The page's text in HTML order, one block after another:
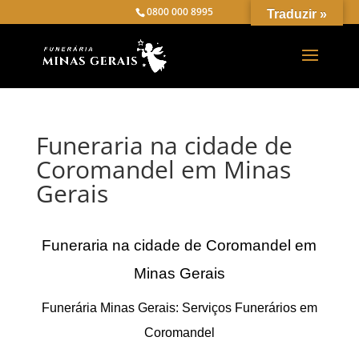
0800 000 8995
Funeraria na cidade de
Coromandel em Minas
Gerais
Funeraria na cidade de Coromandel em
Minas Gerais
Funerária Minas Gerais: Serviços Funerários em
Coromandel
Traduzir »